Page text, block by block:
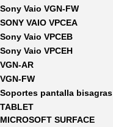
Sony Vaio VGN-FW
SONY VAIO VPCEA
Sony Vaio VPCEB
Sony Vaio VPCEH
VGN-AR
VGN-FW
Soportes pantalla bisagras
TABLET
MICROSOFT SURFACE